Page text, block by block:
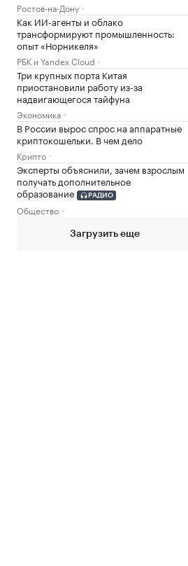
Ростов-на-Дону
Как ИИ-агенты и облако
трансформируют промышленность:
опыт «Норникеля»
РБК и Yandex Cloud
Три крупных порта Китая
приостановили работу из-за
надвигающегося тайфуна
Экономика
В России вырос спрос на аппаратные
криптокошельки. В чем дело
Крипто
Эксперты объяснили, зачем взрослым
получать дополнительное
образование
РАДИО
Общество
Загрузить еще